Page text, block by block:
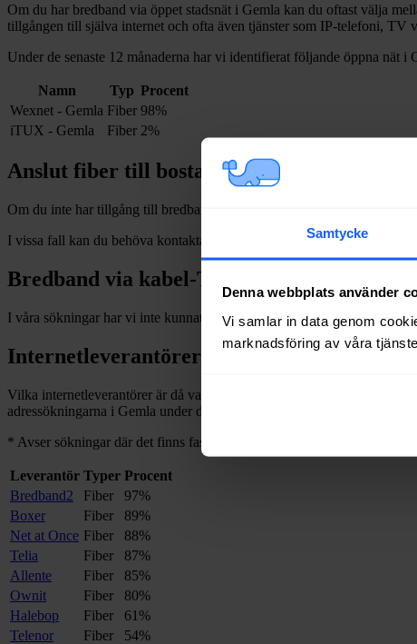
Samtycke
Denna webbplats använder
Vi samlar in data genom
marknadsföring av våra
Om du har bredband via öppet stadsnät i Gemla kan du oftast välja
tillgången till själva internet och ofta även tjänster som IP-telefoni, TV
Under de senaste 12 månaderna har vi identifierat följande öppna nät i
Namn Typ Procent
Wexnet - Gemla Fiber 98%
iTUX - Gemla
Fiber 2%
Anslut fiber till bostad iGemla
Om du inte har tillgång till bredband via fiber och vill dra in och
I vissa fall kan du behöva kontakta en nätägare direkt. Se listan över
Bredband via kabel-TV i
I våra sökningar har vi inte kunnat hitta några adresser med bredband
Internetleverantörer i Gemla
Vilka internetleverantörer är då vanliga i
, och på hur många
adressökningarna i Gemla under de senaste 12
* Avser sökningar där det finns fast bredband på adressen.
Leverantör Typer Procent
Bredband2
Fiber
97%
Boxer
Fiber
89%
Net at Once Fiber
88%
Telia
Fiber
87%
Allente
Fiber
85%
Ownit
Fiber
80%
Halebop
Fiber
61%
Telenor
Fiber
54%